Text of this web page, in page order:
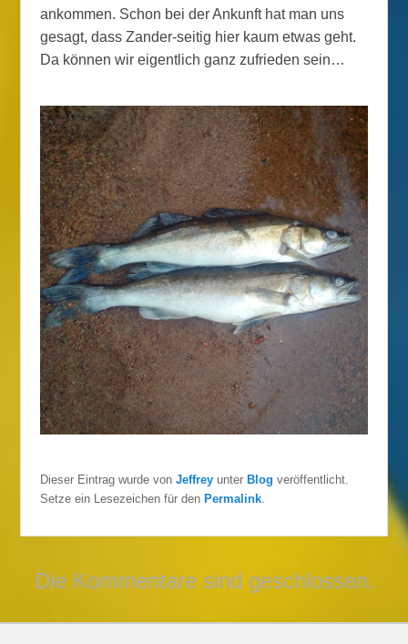
ankommen. Schon bei der Ankunft hat man uns
gesagt, dass Zander-seitig hier kaum etwas geht.
Da können wir eigentlich ganz zufrieden sein…
Dieser Eintrag wurde von Jeffreyunter Blog veröffentlicht.
Setze ein Lesezeichen für den Permalink.
Die Kommentare sind geschlossen.